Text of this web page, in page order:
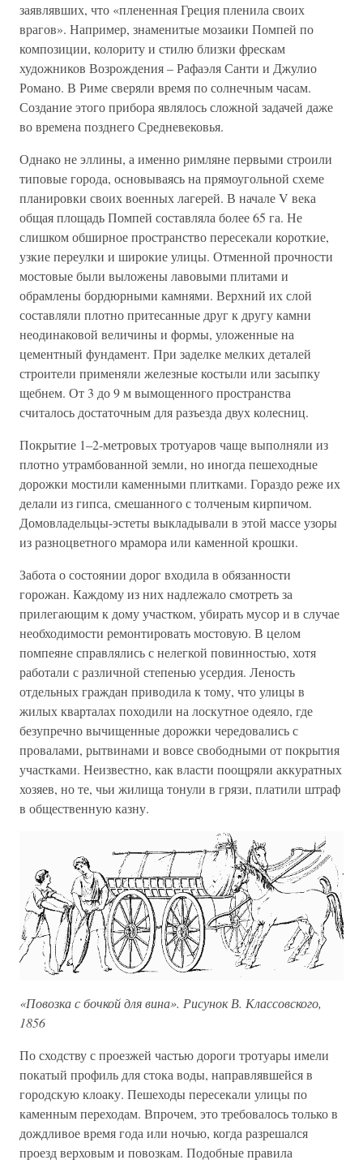
заявлявших, что «плененная Греция пленила своих
врагов». Например, знаменитые мозаики Помпей по
композиции, колориту и стилю близки фрескам
художников Возрождения – Рафаэля Санти и Джулио
Романо. В Риме сверяли время по солнечным часам.
Создание этого прибора являлось сложной задачей даже
во времена позднего Средневековья.
Однако не эллины, а именно римляне первыми строили
типовые города, основываясь на прямоугольной схеме
планировки своих военных лагерей. В начале V века
общая площадь Помпей составляла более 65 га. Не
слишком обширное пространство пересекали короткие,
узкие переулки и широкие улицы. Отменной прочности
мостовые были выложены лавовыми плитами и
обрамлены бордюрными камнями. Верхний их слой
составляли плотно притесанные друг к другу камни
неодинаковой величины и формы, уложенные на
цементный фундамент. При заделке мелких деталей
строители применяли железные костыли или засыпку
щебнем. От 3 до 9 м вымощенного пространства
считалось достаточным для разъезда двух колесниц.
Покрытие 1–2-метровых тротуаров чаще выполняли из
плотно утрамбованной земли, но иногда пешеходные
дорожки мостили каменными плитками. Гораздо реже их
делали из гипса, смешанного с толченым кирпичом.
Домовладельцы-эстеты выкладывали в этой массе узоры
из разноцветного мрамора или каменной крошки.
Забота о состоянии дорог входила в обязанности
горожан. Каждому из них надлежало смотреть за
прилегающим к дому участком, убирать мусор и в случае
необходимости ремонтировать мостовую. В целом
помпеяне справлялись с нелегкой повинностью, хотя
работали с различной степенью усердия. Леность
отдельных граждан приводила к тому, что улицы в
жилых кварталах походили на лоскутное одеяло, где
безупречно вычищенные дорожки чередовались с
провалами, рытвинами и вовсе свободными от покрытия
участками. Неизвестно, как власти поощряли аккуратных
хозяев, но те, чьи жилища тонули в грязи, платили штраф
в общественную казну.
«Повозка с бочкой для вина». Рисунок В. Классовского,
1856
По сходству с проезжей частью дороги тротуары имели
покатый профиль для стока воды, направлявшейся в
городскую клоаку. Пешеходы пересекали улицы по
каменным переходам. Впрочем, это требовалось только в
дождливое время года или ночью, когда разрешался
проезд верховым и повозкам. Подобные правила